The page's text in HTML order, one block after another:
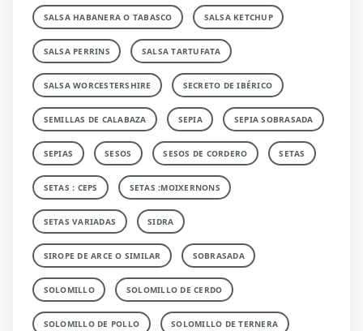
SALSA HABANERA O TABASCO SALSA KETCHUP
SALSA PERRINS SALSA TARTUFATA
SALSA WORCESTERSHIRE SECRETO DE IBÉRICO
SEMILLAS DE CALABAZA SEPIA SEPIA SOBRASADA
SEPIAS SESOS SESOS DE CORDERO SETAS
SETAS : CEPS SETAS :MOIXERNONS
SETAS VARIADAS SIDRA
SIROPE DE ARCE O SIMILAR SOBRASADA
SOLOMILLO SOLOMILLO DE CERDO
SOLOMILLO DE POLLO SOLOMILLO DE TERNERA